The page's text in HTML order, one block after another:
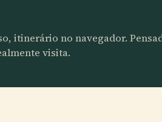
itinerário no navegador.
visita.